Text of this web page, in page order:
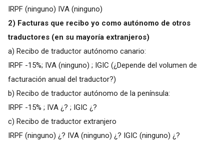
IRPF (ninguno) IVA (ninguno)
2) Facturas que recibo yo como autónomo de otros
traductores (en su mayoría extranjeros)
a) Recibo de traductor autónomo canario:
IRPF -15%; IVA (ninguno) ; IGIC (¿Depende del volumen de
facturación anual del traductor?)
b) Recibo de traductor autónomo de la península:
IRPF -15% ; IVA ¿? ; IGIC ¿?
c) Recibo de traductor extranjero
IRPF (ninguno) ¿? IVA (ninguno) ¿? IGIC (ninguno) ¿?